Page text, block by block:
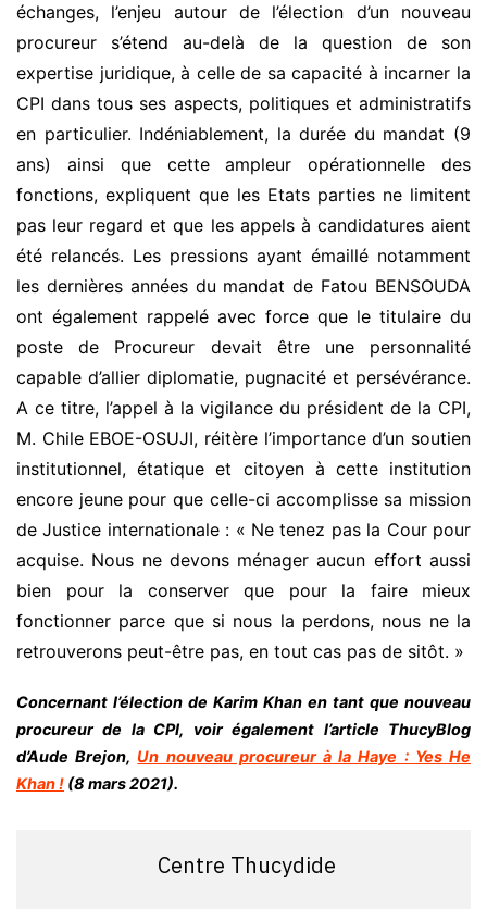
échanges, l’enjeu autour de l’élection d’un nouveau
procureur s’étend au-delà de la question de son
expertise juridique, à celle de sa capacité à incarner la
CPI dans tous ses aspects, politiques et administratifs
en particulier. Indéniablement, la durée du mandat (9
ans) ainsi que cette ampleur opérationnelle des
fonctions, expliquent que les Etats parties ne limitent
pas leur regard et que les appels à candidatures aient
été relancés. Les pressions ayant émaillé notamment
les dernières années du mandat de Fatou BENSOUDA
ont également rappelé avec force que le titulaire du
poste de Procureur devait être une personnalité
capable d’allier diplomatie, pugnacité et persévérance.
A ce titre, l’appel à la vigilance du président de la CPI,
M. Chile EBOE-OSUJI, réitère l’importance d’un soutien
institutionnel, étatique et citoyen à cette institution
encore jeune pour que celle-ci accomplisse sa mission
de Justice internationale : « Ne tenez pas la Cour pour
acquise. Nous ne devons ménager aucun effort aussi
bien pour la conserver que pour la faire mieux
fonctionner parce que si nous la perdons, nous ne la
retrouverons peut-être pas, en tout cas pas de sitôt. »
Concernant l’élection de Karim Khan en tant que nouveau
procureur de la CPI, voir également l’article ThucyBlog
d’Aude Brejon,Un nouveau procureur à la Haye : Yes He
Khan ! (8 mars 2021).
Centre Thucydide